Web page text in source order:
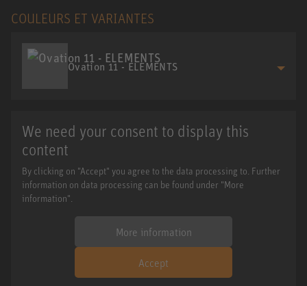
COULEURS ET VARIANTES
Ovation 11 - ELEMENTS
We need your consent to display this
content
By clicking on "Accept" you agree to the data processing to. Further
information on data processing can be found under "More
information".
More information
Accept